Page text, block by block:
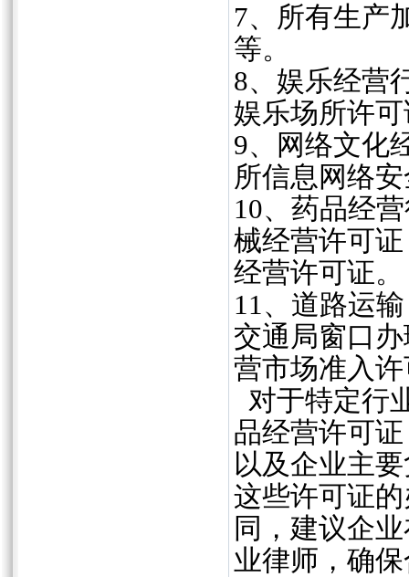
‌7、所有生产
等。
‌8、娱乐经营
娱乐场所许
‌9、网络文化
所信息网络
10、‌药品经
械经营许可
经营许可证。
‌11、道路运
交通局窗口
营市场准入
对于特定行
品经营许可
以及企业主
这些许可证
同，建议企
业律师，确